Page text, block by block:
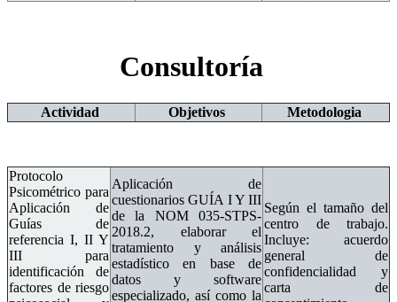
Consultoría
Actividad Objetivos Metodologia
Protocolo
Psicométrico para
Aplicación de
Guías de
referencia I, II Y
III para
identificación de
factores de riesgo
Aplicación de
cuestionarios GUÍA I Y III
de la NOM 035-STPS-
2018.2, elaborar el
tratamiento y análisis
estadístico en base de
datos y software
especializado, así como la
Según el tamaño del
centro de trabajo.
Incluye: acuerdo
general de
confidencialidad y
carta de